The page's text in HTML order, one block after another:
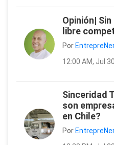
Opinión|
libre
Por
12:00 AM, Jul 30
Sinceridad
son
en Chile?
Por